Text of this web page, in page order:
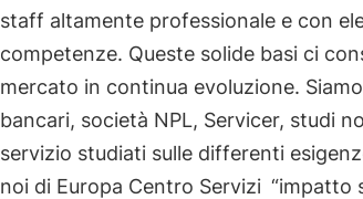
staff altamente professionale e con
competenze. Queste solide basi ci
mercato in continua evoluzione.
bancari, società NPL, Servicer, studi
servizio studiati sulle differenti
noi di Europa Centro Servizi “impatto